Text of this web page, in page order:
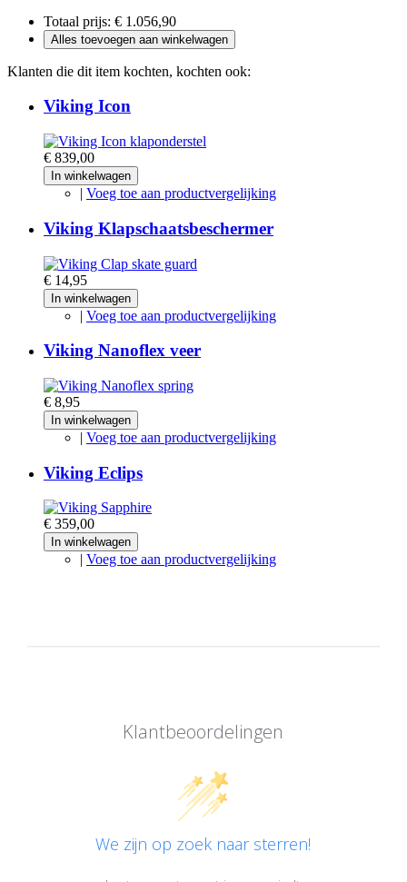
Totaal prijs: € 1.056,90
Alles toevoegen aan winkelwagen
Klanten die dit item kochten, kochten ook:
Viking Icon
€ 839,00
In winkelwagen
| Voeg toe aan productvergelijking
Viking Klapschaatsbeschermer
€ 14,95
In winkelwagen
| Voeg toe aan productvergelijking
Viking Nanoflex veer
€ 8,95
In winkelwagen
| Voeg toe aan productvergelijking
Viking Eclips
€ 359,00
In winkelwagen
| Voeg toe aan productvergelijking
Klantbeoordelingen
We zijn op zoek naar sterren!